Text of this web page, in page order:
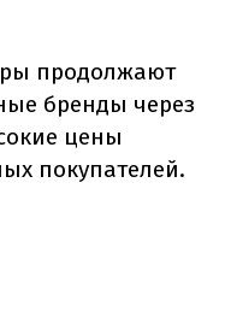
продолжают
бренды через
цены
покупателей.